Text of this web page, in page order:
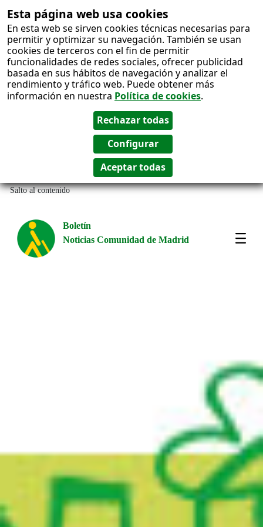
Esta página web usa cookies
En esta web se sirven cookies técnicas necesarias para
permitir y optimizar su navegación. También se usan
cookies de terceros con el fin de permitir
funcionalidades de redes sociales, ofrecer publicidad
basada en sus hábitos de navegación y analizar el
rendimiento y tráfico web. Puede obtener más
información en nuestra Política de cookies.
Salto al contenido
Boletín
Noticias Comunidad de Madrid